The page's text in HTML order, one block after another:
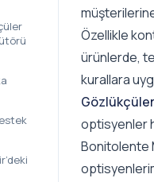
Özellikle
ürünlerde,
kurallara
optisyenler
Bonitolente